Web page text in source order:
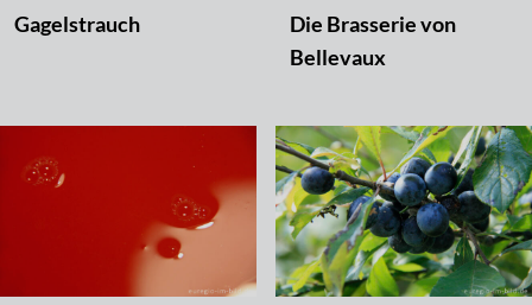
Gagelstrauch
Die Brasserie von
Bellevaux